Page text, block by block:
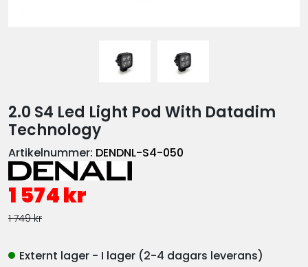
2.0 S4 Led Light Pod With Datadim
Technology
Artikelnummer: DENDNL-S4-050
1 574 kr
1 749 kr
Externt lager - I lager (2-4 dagars leverans)